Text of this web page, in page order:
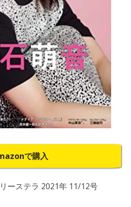
で購入
ーステラ 2021年 11/12号